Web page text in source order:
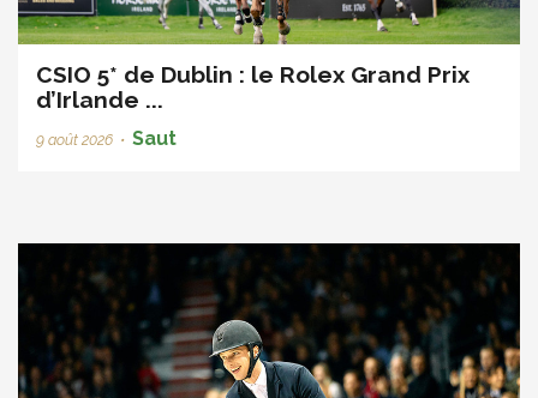
CSIO 5* de Dublin : le Rolex Grand Prix
d’Irlande ...
9 août 2026 • Saut